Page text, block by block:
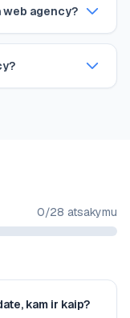
agency?
0/28 atsakymu
kam ir kaip?